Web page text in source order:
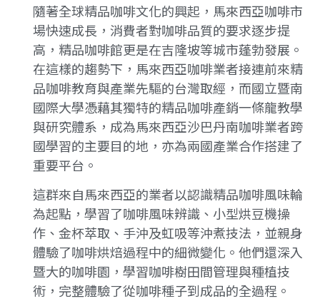
隨著全球精品咖啡文化的興起，馬來西亞咖啡市
場快速成長，消費者對咖啡品質的要求逐步提
高，精品咖啡館更是在吉隆坡等城市蓬勃發展。
在這樣的趨勢下，馬來西亞咖啡業者接連前來精
品咖啡教育與產業先驅的台灣取經，而國立暨南
國際大學憑藉其獨特的精品咖啡產銷一條龍教學
與研究體系，成為馬來西亞沙巴丹南咖啡業者跨
國學習的主要目的地，亦為兩國產業合作搭建了
重要平台。
這群來自馬來西亞的業者以認識精品咖啡風味輪
為起點，學習了咖啡風味辨識、小型烘豆機操
作、金杯萃取、手沖及虹吸等沖煮技法，並親身
體驗了咖啡烘焙過程中的細微變化。他們還深入
暨大的咖啡園，學習咖啡樹田間管理與種植技
術，完整體驗了從咖啡種子到成品的全過程。